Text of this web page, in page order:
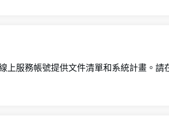
上服務帳號提供文件清單和系統計畫。